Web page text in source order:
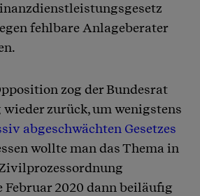
fehlbare Anlageberater
zog der Bundesrat
zurück, um wenigstens
abgeschwächten Gesetzes
wollte man das Thema in
Februar 2020 dann beiläufig